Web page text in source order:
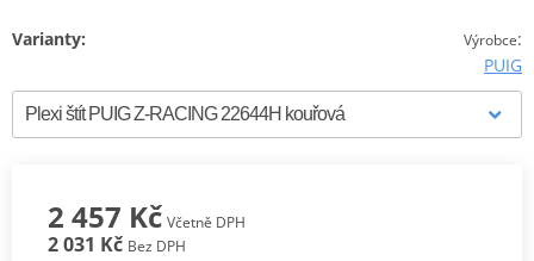
Výrobce:
PUIG
Varianty:
2 457 Kč Včetně DPH
2 031 Kč Bez DPH